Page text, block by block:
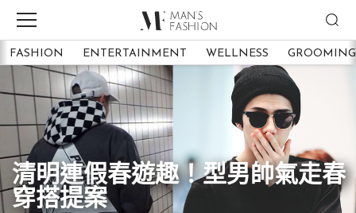
FASHION ENTERTAINMENT WELLNESS GROOMING
清明連假春遊趣！型男帥氣走春
穿搭提案